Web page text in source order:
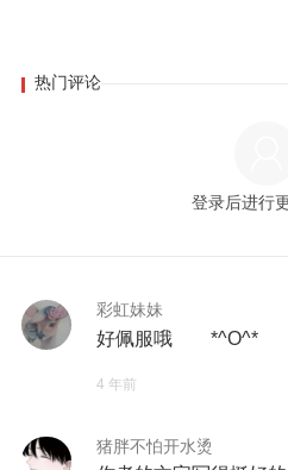
热门评论
登录后进行
彩虹妹妹
好佩服哦 *^O^*
4 年前
猪胖不怕开水烫